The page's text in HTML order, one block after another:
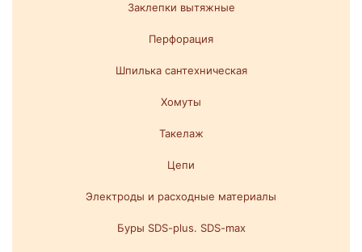
Заклепки вытяжные
Перфорация
Шпилька сантехническая
Хомуты
Такелаж
Цепи
Электроды и расходные материалы
Буры SDS-plus. SDS-max